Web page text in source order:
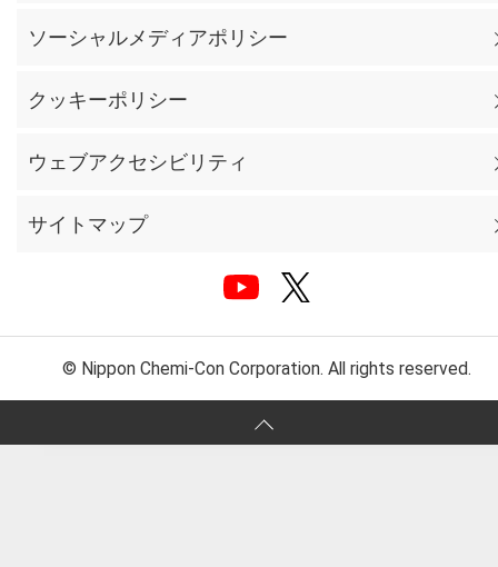
ソーシャルメディアポリシー
クッキーポリシー
ウェブアクセシビリティ
サイトマップ
© Nippon Chemi-Con Corporation. All rights reserved.